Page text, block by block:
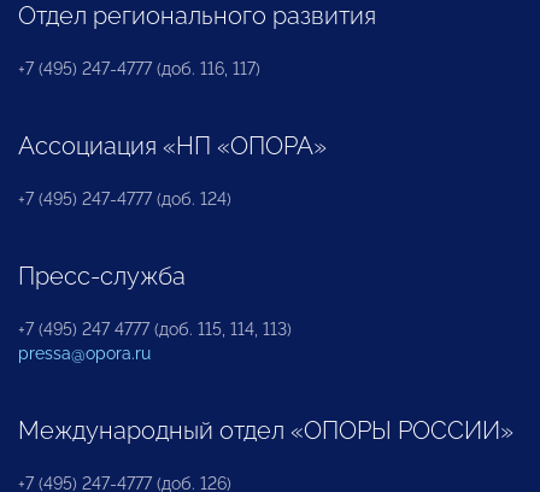
Отдел регионального развития
+7 (495) 247-4777 (доб. 116, 117)
Ассоциация «НП «ОПОРА»
+7 (495) 247-4777 (доб. 124)
Пресс-служба
+7 (495) 247 4777 (доб. 115, 114, 113)
pressa@opora.ru
Международный отдел «ОПОРЫ РОССИИ»
+7 (495) 247-4777 (доб. 126)